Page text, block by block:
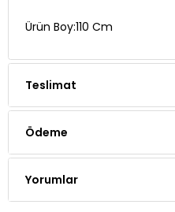
Ürün Boy:110 Cm
Teslimat
Ödeme
Yorumlar